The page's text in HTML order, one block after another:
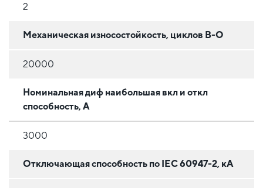
2
Механическая износостойкость, циклов В-О
20000
Номинальная диф наибольшая вкл и откл
способность, А
3000
Отключающая способность по IEC 60947-2, кА